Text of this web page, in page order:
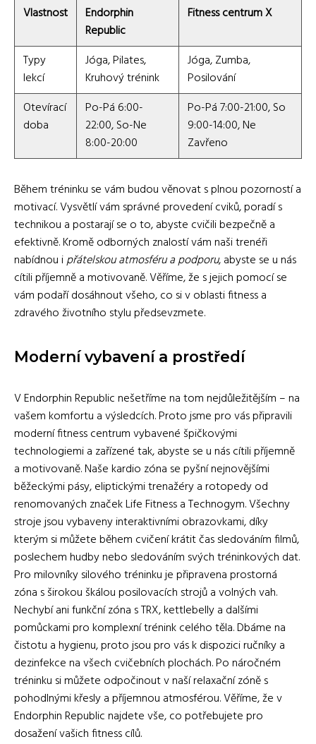
Vlastnost
Endorphin
Republic
Fitness centrum X
Typy
lekcí
Jóga, Pilates,
Kruhový trénink
Jóga, Zumba,
Posilování
Otevírací
doba
Po-Pá 6:00-
22:00, So-Ne
8:00-20:00
Po-Pá 7:00-21:00, So
9:00-14:00, Ne
Zavřeno
Během tréninku se vám budou věnovat s plnou pozorností a
motivací. Vysvětlí vám správné provedení cviků, poradí s
technikou a postarají se o to, abyste cvičili bezpečně a
efektivně. Kromě odborných znalostí vám naši trenéři
nabídnou ipřátelskou atmosféru a podporu, abyste se u nás
cítili příjemně a motivovaně. Věříme, že s jejich pomocí se
vám podaří dosáhnout všeho, co si v oblasti fitness a
zdravého životního stylu předsevzmete.
Moderní vybavení a prostředí
V Endorphin Republic nešetříme na tom nejdůležitějším – na
vašem komfortu a výsledcích. Proto jsme pro vás připravili
moderní fitness centrum vybavené špičkovými
technologiemi a zařízené tak, abyste se u nás cítili příjemně
a motivovaně. Naše kardio zóna se pyšní nejnovějšími
běžeckými pásy, eliptickými trenažéry a rotopedy od
renomovaných značek Life Fitness a Technogym. Všechny
stroje jsou vybaveny interaktivními obrazovkami, díky
kterým si můžete během cvičení krátit čas sledováním filmů,
poslechem hudby nebo sledováním svých tréninkových dat.
Pro milovníky silového tréninku je připravena prostorná
zóna s širokou škálou posilovacích strojů a volných vah.
Nechybí ani funkční zóna s TRX, kettlebelly a dalšími
pomůckami pro komplexní trénink celého těla. Dbáme na
čistotu a hygienu, proto jsou pro vás k dispozici ručníky a
dezinfekce na všech cvičebních plochách. Po náročném
tréninku si můžete odpočinout v naší relaxační zóně s
pohodlnými křesly a příjemnou atmosférou. Věříme, že v
Endorphin Republic najdete vše, co potřebujete pro
dosažení vašich fitness cílů.